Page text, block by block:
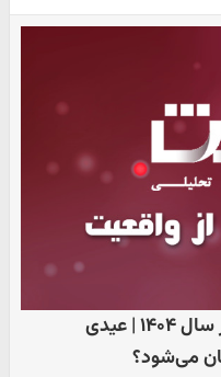
تغییر در مبلغ عیدی کارمندان در سال ۱۴۰۴ | عیدی